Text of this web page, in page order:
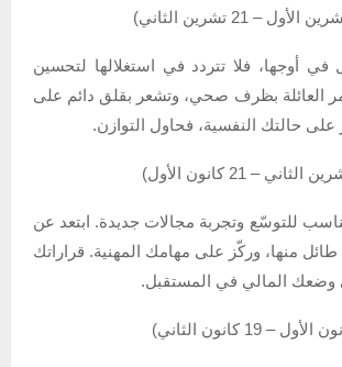
أوجها، فلا تتردد في استغلالها لتحسين
العائلة بظرف صحي، وتشعر بقلق دائم على
على حالتك النفسية، فحاول التوازن.
للتوسّع وتجربة مجالات جديدة. ابتعد عن
طائل منها، وركّز على مهامك المهنية. قراراتك
وضعك المالي في المستقبل.